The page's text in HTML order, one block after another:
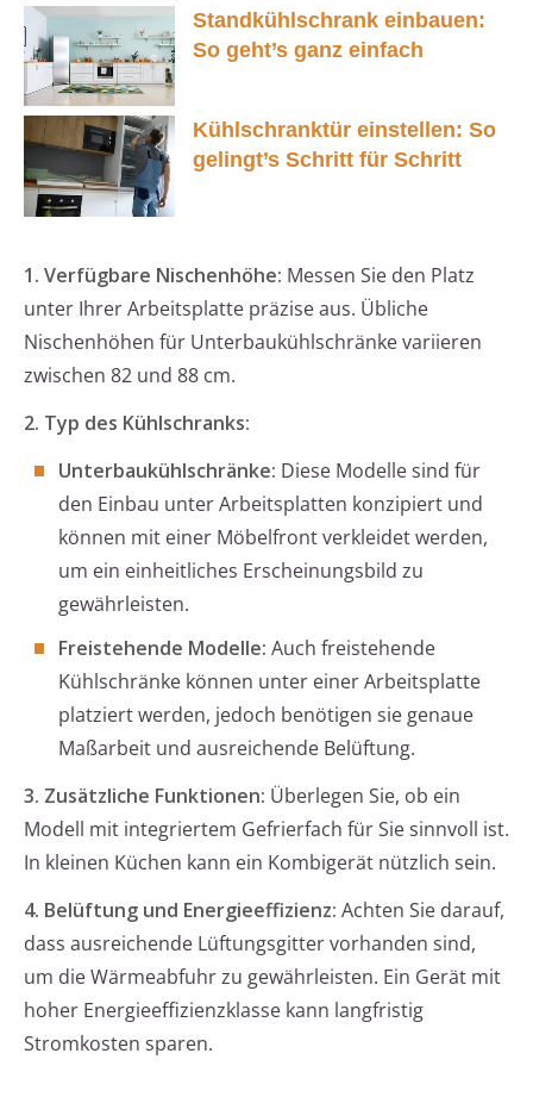
Standkühlschrank einbauen:
So geht’s ganz einfach
Kühlschranktür einstellen: So
gelingt’s Schritt für Schritt
1. Verfügbare Nischenhöhe: Messen Sie den Platz
unter Ihrer Arbeitsplatte präzise aus. Übliche
Nischenhöhen für Unterbaukühlschränke variieren
zwischen 82 und 88 cm.
2. Typ des Kühlschranks:
Unterbaukühlschränke: Diese Modelle sind für
den Einbau unter Arbeitsplatten konzipiert und
können mit einer Möbelfront verkleidet werden,
um ein einheitliches Erscheinungsbild zu
gewährleisten.
Freistehende Modelle: Auch freistehende
Kühlschränke können unter einer Arbeitsplatte
platziert werden, jedoch benötigen sie genaue
Maßarbeit und ausreichende Belüftung.
3. Zusätzliche Funktionen: Überlegen Sie, ob ein
Modell mit integriertem Gefrierfach für Sie sinnvoll ist.
In kleinen Küchen kann ein Kombigerät nützlich sein.
4. Belüftung und Energieeffizienz: Achten Sie darauf,
dass ausreichende Lüftungsgitter vorhanden sind,
um die Wärmeabfuhr zu gewährleisten. Ein Gerät mit
hoher Energieeffizienzklasse kann langfristig
Stromkosten sparen.